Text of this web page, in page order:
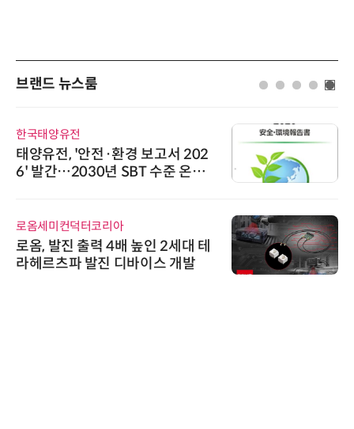
브랜드 뉴스룸
한국태양유전
태양유전, '안전·환경 보고서 202
6' 발간…2030년 SBT 수준 온실
로옴세미컨덕터코리아
로옴, 발진 출력 4배 높인 2세대 테
라헤르츠파 발진 디바이스 개발